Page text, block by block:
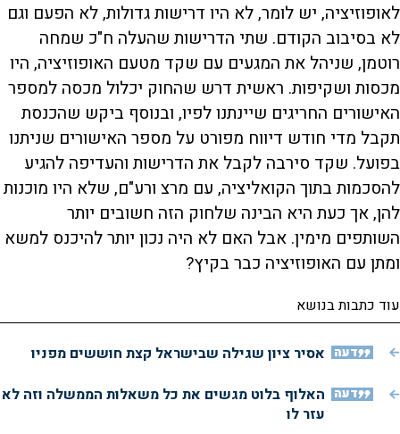
לאופוזיציה, יש לומר, לא היו דרישות גדולות, לא הפעם וגם
לא בסיבוב הקודם. שתי הדרישות שהעלה ח"כ שמחה
רוטמן, שניהל את המגעים עם שקד מטעם האופוזיציה, היו
מכסות ושקיפות. ראשית דרש שהחוק יכלול מכסה למספר
האישורים החריגים שיינתנו לפיו, ובנוסף ביקש שהכנסת
תקבל מדי חודש דיווח מפורט על מספר האישורים שניתנו
בפועל. שקד סירבה לקבל את הדרישות והעדיפה להגיע
להסכמות בתוך הקואליציה, עם מרצ ורע"ם, שלא היו מוכנות
להן, אך כעת היא הבינה שלחוק הזה חשובים יותר
השותפים מימין. אבל האם לא היה נכון יותר להיכנס למשא
ומתן עם האופוזיציה כבר בקיץ?
עוד כתבות בנושא
דעה אסיר ציון שגילה שבישראל קצת חוששים מפניו
דעה האלוף בלוט מגשים את כל משאלות הממשלה וזה לא
עזר לו